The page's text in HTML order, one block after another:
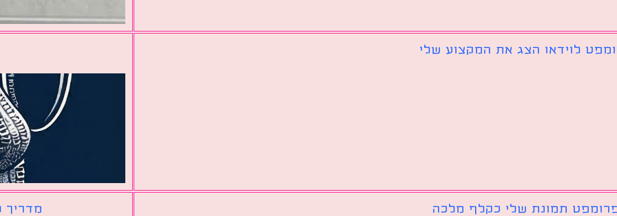
לוידאו הצג את המקצוע שלי
תמונת שלי כקלף מלכה מדריך